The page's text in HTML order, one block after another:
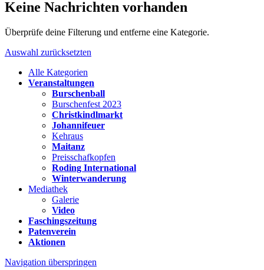
Keine Nachrichten vorhanden
Überprüfe deine Filterung und entferne eine Kategorie.
Auswahl zurücksetzten
Alle Kategorien
Veranstaltungen
Burschenball
Burschenfest 2023
Christkindlmarkt
Johannifeuer
Kehraus
Maitanz
Preisschafkopfen
Roding International
Winterwanderung
Mediathek
Galerie
Video
Faschingszeitung
Patenverein
Aktionen
Navigation überspringen